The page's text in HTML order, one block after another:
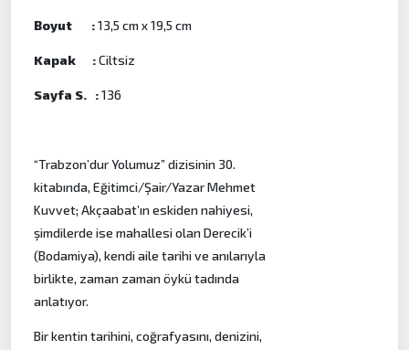
Boyut :13,5 cm x 19,5 cm
Kapak :Ciltsiz
Sayfa S. :136
“Trabzon’dur Yolumuz” dizisinin 30.
kitabında, Eğitimci/Şair/Yazar Mehmet
Kuvvet; Akçaabat’ın eskiden nahiyesi,
şimdilerde ise mahallesi olan Derecik’i
(Bodamiya), kendi aile tarihi ve anılarıyla
birlikte, zaman zaman öykü tadında
anlatıyor.
Bir kentin tarihini, coğrafyasını, denizini,